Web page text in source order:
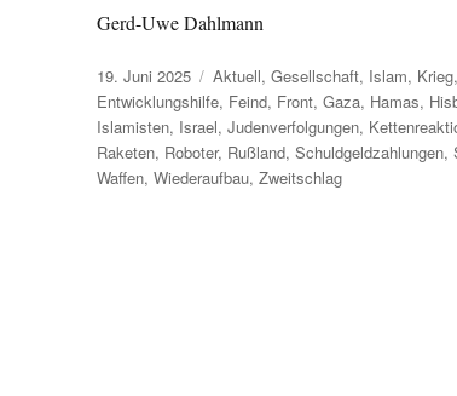
Gerd-Uwe Dahlmann
Veröffentlicht
am
19. Juni 2025 Kategorien
Aktuell,Gesellschaft, Islam, Krieg,
Entwicklungshilfe, Feind, Front,Gaza, Hamas,
Islamisten, Israel,Judenverfolgungen,
Raketen, Roboter, Rußland,Schuldgeldzahlungen,
Waffen,Wiederaufbau,Zweitschlag